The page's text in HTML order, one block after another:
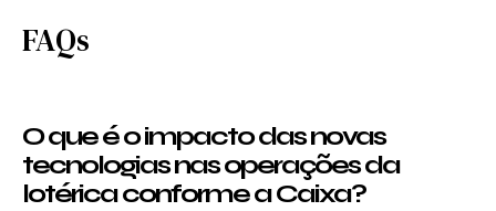
FAQs
O que é o impacto das novas
tecnologias nas operações da
lotérica conforme a Caixa?